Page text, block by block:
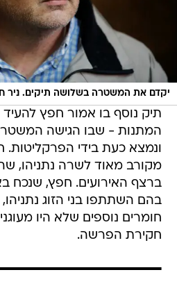
יקדם את המשטרה בשלושה תיקים. ניר
המתנות - שבו הגישה
ונמצא כעת בידי
מקורב מאוד לשרה נתניהו,
ברצף האירועים. חפץ, שנכח
בהם השתתפו בני הזוג
חומרים נוספים שלא היו
חקירת הפרשה.